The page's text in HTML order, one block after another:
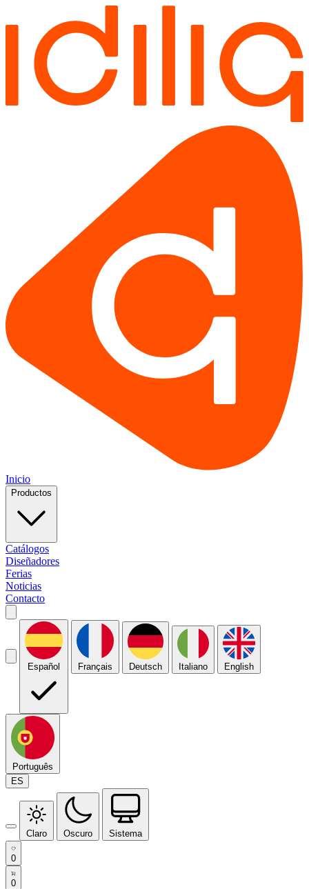
Inicio
Productos
Catálogos
Diseñadores
Ferias
Noticias
Contacto
Español Français Deutsch Italiano English
Português
ES
Claro Oscuro Sistema
0
0